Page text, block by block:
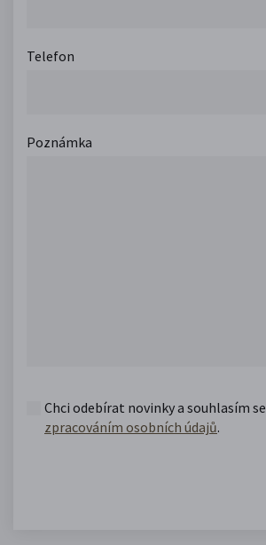
Telefon
Poznámka
Chci odebírat novinky a souhlasím se
zpracováním osobních údajů.